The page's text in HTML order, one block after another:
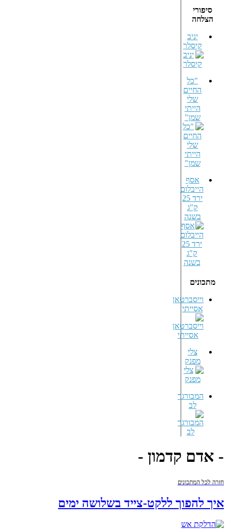
סיפורי
הצלחה
יניב
קיסלר
"כל
החיים
שלי
הייתי
שמן"
אסף
הייבלום
ירד 25
ק"ג
בשנה
מתכונים
וייסברטאן
אסייתי
צלי
מפנק
המבורגר
לב
- אדם קדמון -
חזרה לכל המתכונים
איך להפוך ללקט-צייד בשלושה ימים